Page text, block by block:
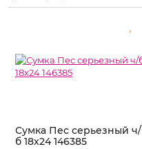
Сумка Пес серьезный ч/
б 18х24 146385